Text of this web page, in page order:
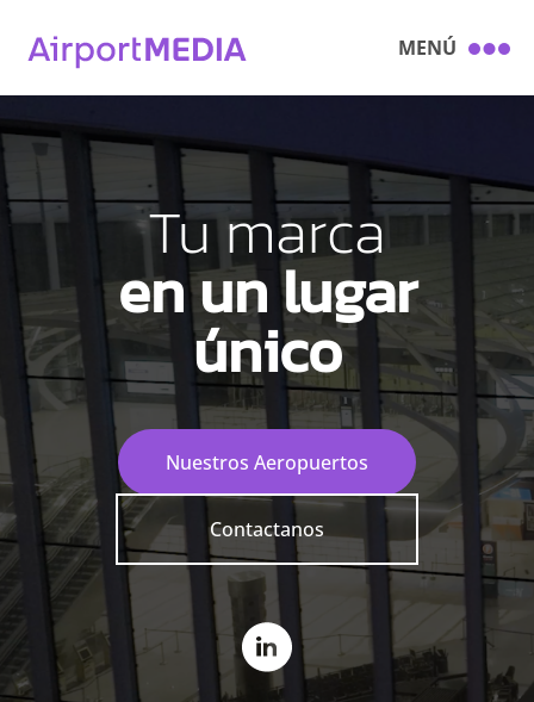
MENÚ
Tu marca
en un lugar
único
Nuestros Aeropuertos
Contactanos